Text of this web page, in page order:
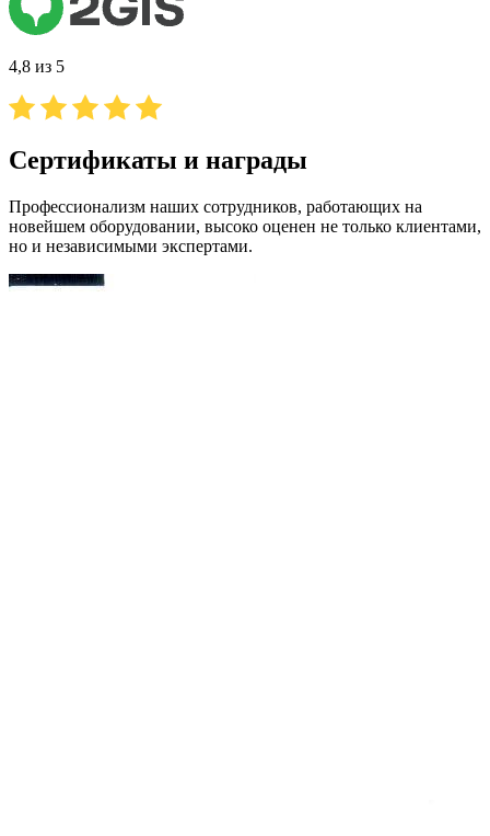
4,8 из 5
Сертификаты и награды
Профессионализм наших сотрудников, работающих на
новейшем оборудовании, высоко оценен не только клиентами,
но и независимыми экспертами.